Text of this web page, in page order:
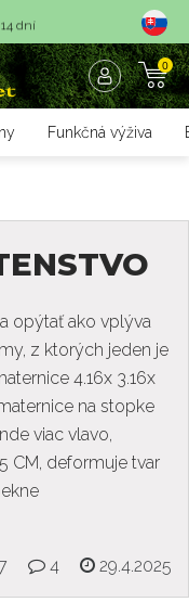
dní
hod 0
Funkčná výživa
opýtať ako vplýva
z ktorých jeden je
4.16x 3.16x
na stopke
viac vlavo,
CM, deformuje tvar
4 29.4.2025